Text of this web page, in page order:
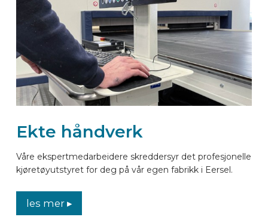
Ekte håndverk
Våre ekspertmedarbeidere skreddersyr det profesjonelle
kjøretøyutstyret for deg på vår egen fabrikk i Eersel.
les mer ▸